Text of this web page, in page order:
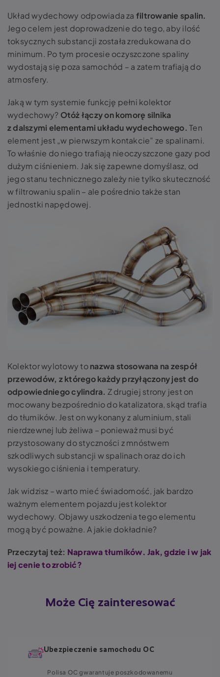
Układ wydechowy odpowiada za filtrowanie spalin.
Jego celem jest doprowadzenie do tego, aby ilość
toksycznych substancji została zredukowana do
minimum. Po tym procesie oczyszczone spaliny
wydostają się poza samochód – a zatem trafiają do
atmosfery.
Jaką w tym systemie funkcję pełni kolektor
wydechowy? Otóż łączy on komorę silnika
z dalszymi elementami układu wydechowego. Ten
element jest „w pierwszym kontakcie” ze spalinami.
To właśnie do niego trafiają nieoczyszczone gazy pod
dużym ciśnieniem. Jak się zapewne domyślasz, od
jego stanu technicznego zależy nie tylko skuteczność
w filtrowaniu spalin – ale pośrednio także stan
jednostki napędowej.
Kolektor wylotowytonazwa stosowana na zespół
przewodów, z którego każdy przyłączony jest do
odpowiedniego cylindra. Z drugiej strony jest on
mocowany bezpośrednio do katalizatora, skąd trafia
do tłumików. Jest on wykonany z aluminium, stali
nierdzewnej lub żeliwa – ponieważ musi być
przystosowany do styczności z mnóstwem
szkodliwych substancji w spalinach oraz do ich
wysokiego ciśnienia i temperatury.
Jak widzisz – warto mieć świadomość, jak bardzo
ważnym elementem pojazdu jestkolektor
wydechowy. Objawy uszkodzenia tego elementu
mogą być poważne. A jakie dokładnie?
Przeczytaj też: Naprawa tłumików. Jak, gdzie i w jak
iej cenie to zrobić?
Może Cię zainteresować
Ubezpieczenie samochodu OC
Polisa OC gwarantuje poszkodowanemu